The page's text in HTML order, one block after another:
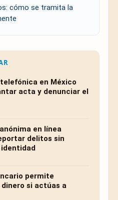
cómo se tramita la
en México
acta y denunciar el
en línea
delitos sin
permite
si actúas a